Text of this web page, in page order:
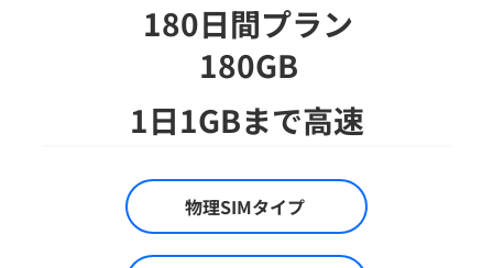
180日間プラン
​180GB
1日1GBまで高速
物理SIMタイプ